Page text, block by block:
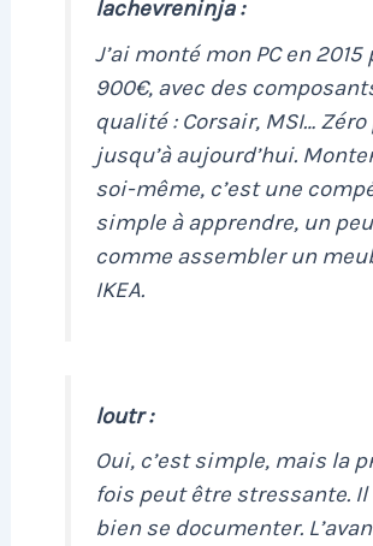
lachevreninja :
J’ai monté mon PC en 2015
900€, avec des
qualité : Corsair, MSI… Zéro
jusqu’à aujourd’hui.
soi-même, c’est une
simple à apprendre, un peu
comme assembler un
IKEA.
loutr :
Oui, c’est simple, mais la
fois peut être stressante.
bien se documenter.